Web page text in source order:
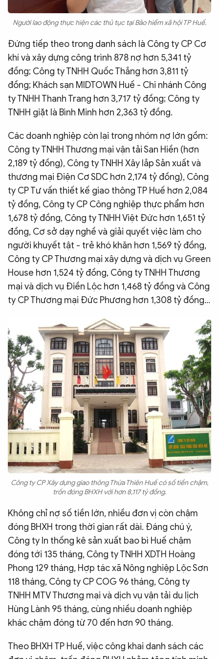
Người lao động thực hiện các thủ tục tại Bảo hiểm xã hội TP Huế.
Đứng tiếp theo trong danh sách là Công ty CP Cơ
khí và xây dựng công trình 878 nợ hơn 5,341 tỷ
đồng; Công ty TNHH Quốc Thắng hơn 3,811 tỷ
đồng; Khách sạn MIDTOWN Huế - Chi nhánh Công
ty TNHH Thanh Trang hơn 3,717 tỷ đồng; Công ty
TNHH giặt là Bình Minh hơn 2,363 tỷ đồng.
Các doanh nghiệp còn lại trong nhóm nợ lớn gồm:
Công ty TNHH Thương mại vận tải San Hiền (hơn
2,189 tỷ đồng), Công ty TNHH Xây lắp Sản xuất và
thương mại Điện Cơ SDC hơn 2,174 tỷ đồng), Công
ty CP Tư vấn thiết kế giao thông TP Huế hơn 2,084
tỷ đồng, Công ty CP Công nghiệp thực phẩm hơn
1,678 tỷ đồng, Công ty TNHH Việt Đức hơn 1,651 tỷ
đồng, Cơ sở dạy nghề và giải quyết việc làm cho
người khuyết tật - trẻ khó khăn hơn 1,569 tỷ đồng,
Công ty CP Thương mại xây dựng và dịch vụ Green
House hơn 1,524 tỷ đồng, Công ty TNHH Thương
mại và dịch vụ Điền Lộc hơn 1,468 tỷ đồng và Công
ty CP Thương mại Đức Phương hơn 1,308 tỷ đồng…
Công ty CP Xây dựng giao thông Thừa Thiên Huế có số tiền chậm,
trốn đóng BHXH với hơn 8,117 tỷ đồng.
Không chỉ nợ số tiền lớn, nhiều đơn vị còn chậm
đóng BHXH trong thời gian rất dài. Đáng chú ý,
Công ty In thống kê sản xuất bao bì Huế chậm
đóng tới 135 tháng, Công ty TNHH XDTH Hoàng
Phong 129 tháng, Hợp tác xã Nông nghiệp Lộc Sơn
118 tháng, Công ty CP COG 96 tháng, Công ty
TNHH MTV Thương mại và dịch vụ vận tải du lịch
Hùng Lành 95 tháng, cùng nhiều doanh nghiệp
khác chậm đóng từ 70 đến hơn 90 tháng.
Theo BHXH TP Huế, việc công khai danh sách các